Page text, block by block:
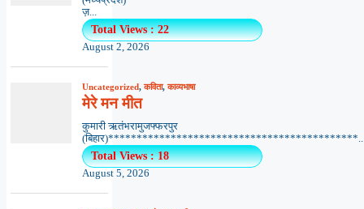
ज़...
Total Views : 22
August 2, 2026
Uncategorized,कविता,काव्यभाषा
मेरे मन मीत
कुमारी ऋतंभरामुजफ्फरपुर
Total Views : 18
August 5, 2026